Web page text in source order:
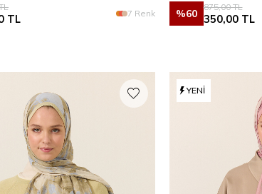
TL 7 Renk %60
875,00TL
350,00TL
YENI